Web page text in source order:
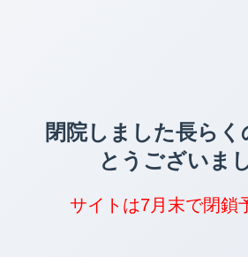
閉院しました長ら
とうございま
サイトは7月末で閉鎖